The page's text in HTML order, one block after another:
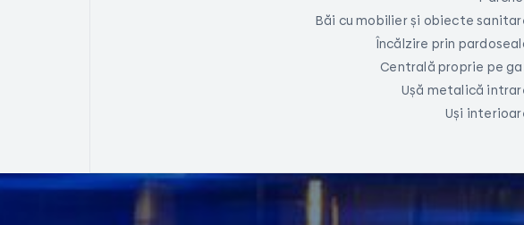
Băi cu mobilier și obiecte
Încălzire prin
Centrală proprie pe
Ușă metalică
Uși